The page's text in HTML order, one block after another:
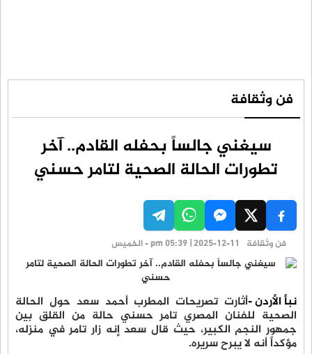
فن وثقافة
سيغني جالساً بحفله القادم.. آخر
تطورات الحالة الصحية لتامر حسني
فن وثقافة pm 05:39 | 2025-12-11 - الخميس
نبأ الأردن -أثارت تصريحات المطرب أحمد سعد حول الحالة
الصحية للفنان المصري تامر حسني حالة من القلق بين
جمهور النجم الكبير، حيث قال سعد إنه زار تامر في منزله،
مؤكداً أنه لا يبرح سريره.